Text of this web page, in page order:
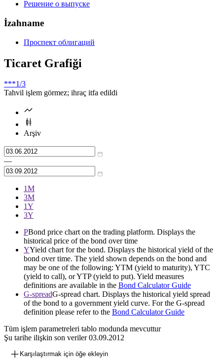
Решение о выпуске
İzahname
Проспект облигаций
Ticaret Grafiği
***1/3
Tahvil işlem görmez; ihraç itfa edildi
Arşiv
—
1М
3М
1Y
3Y
PBond price chart on the trading platform. Displays the
historical price of the bond over time
YYield chart for the bond. Displays the historical yield of the
bond over time. The yield shown depends on the bond and
may be one of the following: YTM (yield to maturity), YTC
(yield to call), or YTP (yield to put). Yield measures
definitions are available in the Bond Calculator Guide
G-spreadG-spread chart. Displays the historical yield spread
of the bond to a government yield curve. For the G-spread
definition please refer to the Bond Calculator Guide
Tüm işlem parametreleri tablo modunda mevcuttur
Şu tarihe ilişkin son veriler03.09.2012
Karşılaştırmak için öğe ekleyin